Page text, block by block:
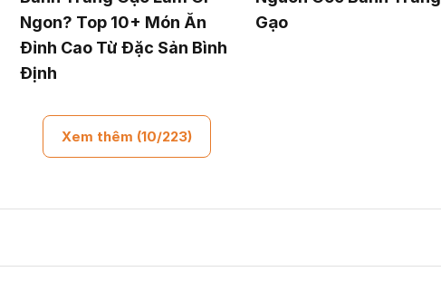
Ngon? Top 10+ Món Ăn
Đỉnh Cao Từ Đặc Sản Bình
Định
Gạo
Xem thêm (10/223)